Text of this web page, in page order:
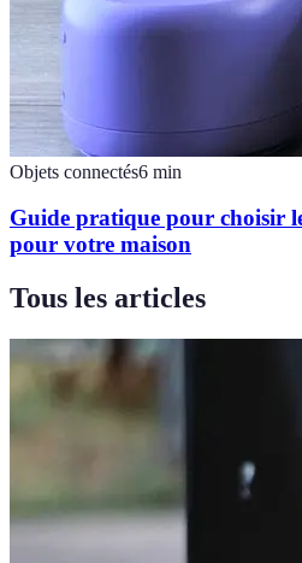
Objets connectés6 min
Guide pratique pour choisir
pour votre maison
Tous les articles